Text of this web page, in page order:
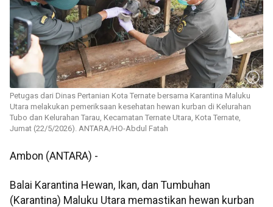
Petugas dari Dinas Pertanian Kota Ternate bersama Karantina Maluku
Utara melakukan pemeriksaan kesehatan hewan kurban di Kelurahan
Tubo dan Kelurahan Tarau, Kecamatan Ternate Utara, Kota Ternate,
Jumat (22/5/2026). ANTARA/HO-Abdul Fatah
Ambon (ANTARA) -
Balai Karantina Hewan, Ikan, dan Tumbuhan
(Karantina) Maluku Utara memastikan hewan kurban